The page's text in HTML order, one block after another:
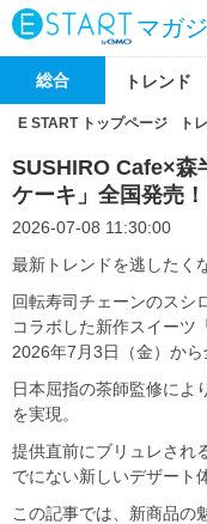
マガ
総合 トレンド
E START トップページ ト
SUSHIRO Cafe×森
ケーキ」全国発売！
2026-07-08 11:30:00
最新トレンドを逃したく
回転寿司チェーンのスシ
コラボした新作スイーツ
2026年7月3日（金）から
日本屈指の茶師監修によ
を実現。
提供直前にブリュレされ
でにない新しいデザート
この記事では、新商品の